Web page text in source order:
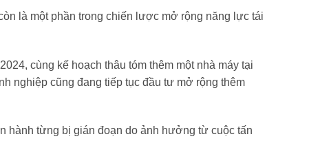
là một phần trong chiến lược mở rộng năng lực tái
cùng kế hoạch thâu tóm thêm một nhà máy tại
nghiệp cũng đang tiếp tục đầu tư mở rộng thêm
hành từng bị gián đoạn do ảnh hưởng từ cuộc tấn